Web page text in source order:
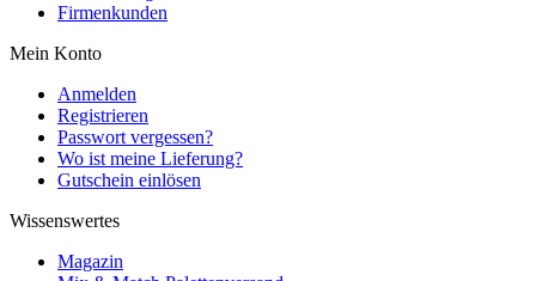
Firmenkunden
Mein Konto
Anmelden
Registrieren
Passwort vergessen?
Wo ist meine Lieferung?
Gutschein einlösen
Wissenswertes
Magazin